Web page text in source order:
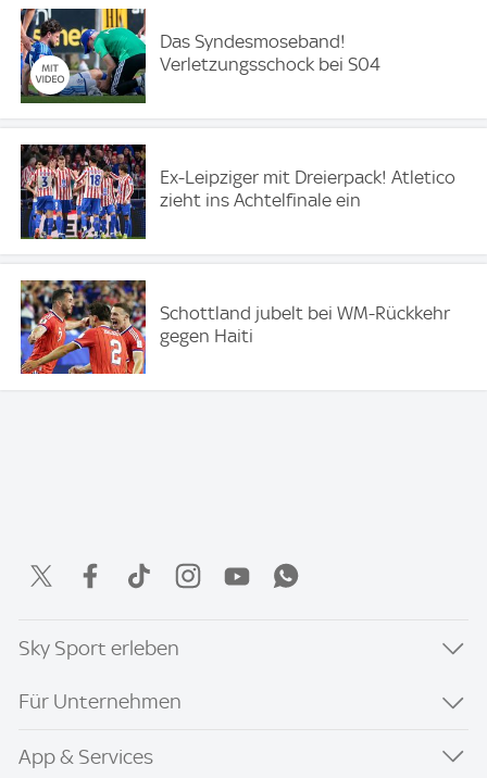
Das Syndesmoseband!
Verletzungsschock bei S04
Ex-Leipziger mit Dreierpack! Atletico
zieht ins Achtelfinale ein
Schottland jubelt bei WM-Rückkehr
gegen Haiti
Sky Sport erleben
Für Unternehmen
App & Services